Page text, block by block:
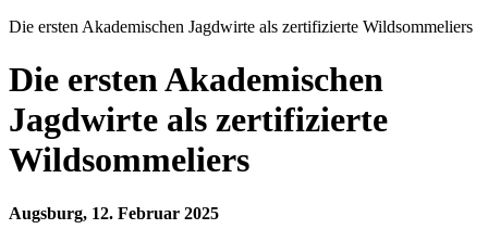
Die ersten Akademischen Jagdwirte als zertifizierte Wildsommeliers
Die ersten Akademischen
Jagdwirte als zertifizierte
Wildsommeliers
Augsburg, 12. Februar 2025